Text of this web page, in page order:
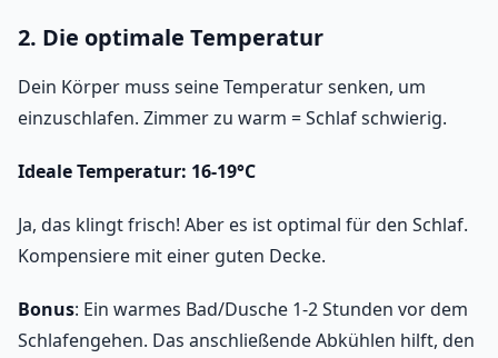
2. Die optimale Temperatur
Dein Körper muss seine Temperatur senken, um
einzuschlafen. Zimmer zu warm = Schlaf schwierig.
Ideale Temperatur: 16-19°C
Ja, das klingt frisch! Aber es ist optimal für den Schlaf.
Kompensiere mit einer guten Decke.
Bonus: Ein warmes Bad/Dusche 1-2 Stunden vor dem
Schlafengehen. Das anschließende Abkühlen hilft, den